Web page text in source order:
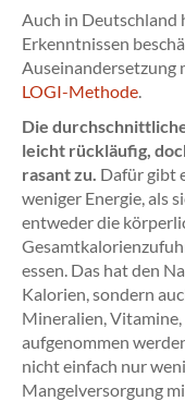
Auch in Deutschland
Erkenntnissen
Auseinandersetzung
LOGI-Methode.
Die
leicht rückläufig,
rasant zu. Dafür gibt
weniger Energie, als
entweder die
essen. Das hat den
Kalorien, sondern
Mineralien,
aufgenommen
nicht einfach nur
Mangelversorgung